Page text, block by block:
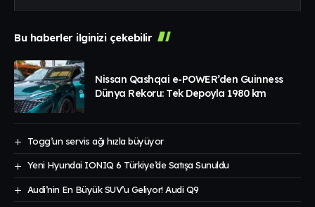
Bu haberler ilginizi çekebilir
Nissan Qashqai e-POWER’den Guinness
Dünya Rekoru: Tek Depoyla 1980 km
Togg’un servis ağı hızla büyüyor
Yeni Hyundai IONIQ 6 Türkiye’de Satışa Sunuldu
Audi’nin En Büyük SUV’u Geliyor! Audi Q9